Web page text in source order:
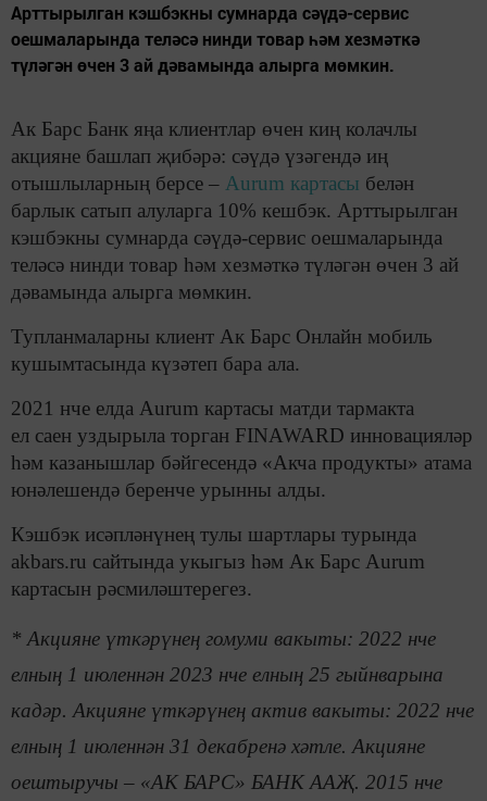
Арттырылган кэшбэкны сумнарда сәүдә-сервис
оешмаларында теләсә нинди товар һәм хезмәткә
түләгән өчен 3 ай дәвамында алырга мөмкин.
Ак Барс Банк яңа клиентлар өчен киң колачлы
акцияне башлап җибәрә: сәүдә үзәгендә иң
отышлыларның берсе – Aurum картасы белән
барлык сатып алуларга 10% кешбэк. Арттырылган
кэшбэкны сумнарда сәүдә-сервис оешмаларында
теләсә нинди товар һәм хезмәткә түләгән өчен 3 ай
дәвамында алырга мөмкин.
Тупланмаларны клиент Ак Барс Онлайн мобиль
кушымтасында күзәтеп бара ала.
2021 нче елда Aurum картасы матди тармакта
ел саен уздырыла торган FINAWARD инновацияләр
һәм казанышлар бәйгесендә «Акча продукты» атама
юнәлешендә беренче урынны алды.
Кэшбэк исәпләнүнең тулы шартлары турында
akbars.ru сайтында укыгыз һәм Ак Барс Aurum
картасын рәсмиләштерегез.
* Акцияне үткәрүнең гомуми вакыты: 2022 нче
елның 1 июленнән 2023 нче елның 25 гыйнварына
кадәр. Акцияне үткәрүнең актив вакыты: 2022 нче
елның 1 июленнән 31 декабренә хәтле. Акцияне
оештыручы – «АК БАРС» БАНК ААҖ. 2015 нче